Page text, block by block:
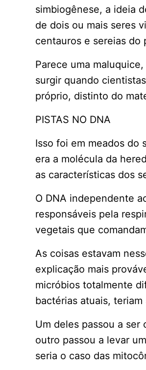
simbiogênese, a ideia
de dois ou mais seres
centauros e sereias do
Parece uma
surgir quando
próprio, distinto do
PISTAS NO DNA
Isso foi em meados do
era a molécula da
as características dos
O DNA independente
responsáveis pela
vegetais que
As coisas estavam
explicação mais
micróbios totalmente
bactérias atuais,
Um deles passou a ser
outro passou a levar
seria o caso das